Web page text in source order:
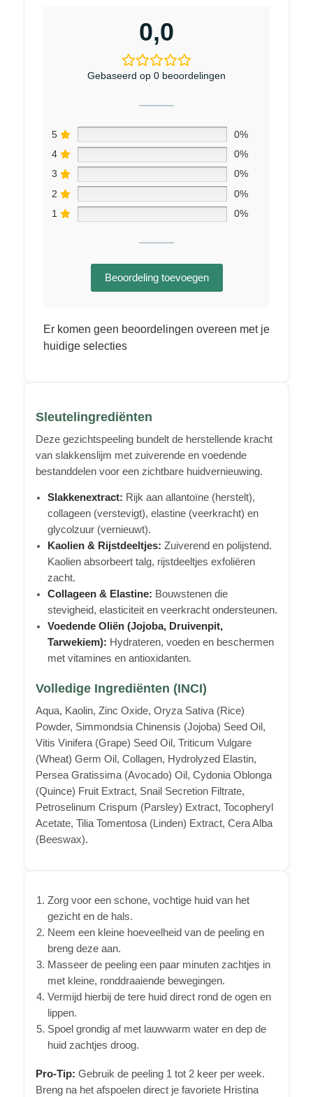
0,0
Gebaseerd op 0 beoordelingen
5
0%
4
0%
3
0%
2
0%
1
0%
Beoordeling toevoegen
Er komen geen beoordelingen overeen met je
huidige selecties
Sleutelingrediënten
Deze gezichtspeeling bundelt de herstellende kracht
van slakkenslijm met zuiverende en voedende
bestanddelen voor een zichtbare huidvernieuwing.
Slakkenextract: Rijk aan allantoïne (herstelt),
collageen (verstevigt), elastine (veerkracht) en
glycolzuur (vernieuwt).
Kaolien & Rijstdeeltjes: Zuiverend en polijstend.
Kaolien absorbeert talg, rijstdeeltjes exfoliëren
zacht.
Collageen & Elastine: Bouwstenen die
stevigheid, elasticiteit en veerkracht ondersteunen.
Voedende Oliën (Jojoba, Druivenpit,
Tarwekiem): Hydrateren, voeden en beschermen
met vitamines en antioxidanten.
Volledige Ingrediënten (INCI)
Aqua, Kaolin, Zinc Oxide, Oryza Sativa (Rice)
Powder, Simmondsia Chinensis (Jojoba) Seed Oil,
Vitis Vinifera (Grape) Seed Oil, Triticum Vulgare
(Wheat) Germ Oil, Collagen, Hydrolyzed Elastin,
Persea Gratissima (Avocado) Oil, Cydonia Oblonga
(Quince) Fruit Extract, Snail Secretion Filtrate,
Petroselinum Crispum (Parsley) Extract, Tocopheryl
Acetate, Tilia Tomentosa (Linden) Extract, Cera Alba
(Beeswax).
Zorg voor een schone, vochtige huid van het
gezicht en de hals.
Neem een kleine hoeveelheid van de peeling en
breng deze aan.
Masseer de peeling een paar minuten zachtjes in
met kleine, ronddraaiende bewegingen.
Vermijd hierbij de tere huid direct rond de ogen en
lippen.
Spoel grondig af met lauwwarm water en dep de
huid zachtjes droog.
Pro-Tip: Gebruik de peeling 1 tot 2 keer per week.
Breng na het afspoelen direct je favoriete Hristina